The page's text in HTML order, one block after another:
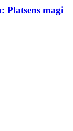
Platsens magi